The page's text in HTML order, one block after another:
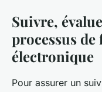
Suivre,
processus
électronique
Pour assurer un